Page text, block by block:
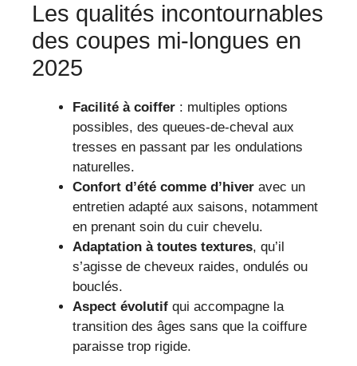
Les qualités incontournables
des coupes mi-longues en
2025
Facilité à coiffer : multiples options
possibles, des queues-de-cheval aux
tresses en passant par les ondulations
naturelles.
Confort d’été comme d’hiver avec un
entretien adapté aux saisons, notamment
en prenant soin du cuir chevelu.
Adaptation à toutes textures, qu’il
s’agisse de cheveux raides, ondulés ou
bouclés.
Aspect évolutif qui accompagne la
transition des âges sans que la coiffure
paraisse trop rigide.